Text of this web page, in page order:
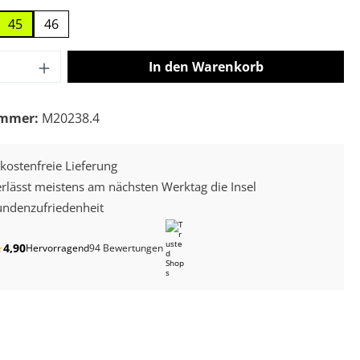
45 46
Anzahl: Gib den gewünschten Wert
In den Warenkorb
M20238.4
Lieferung
meistens am nächsten Werktag die Insel
4,90Hervorragend94 Bewertungen